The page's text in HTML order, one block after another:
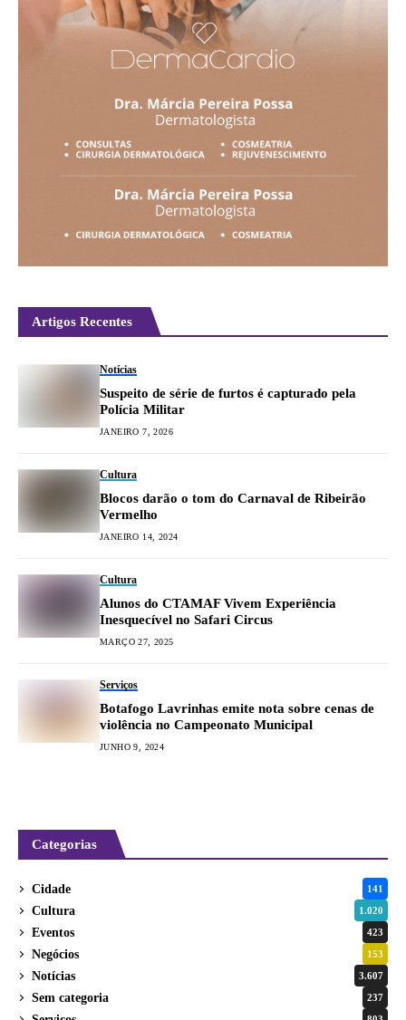
Artigos Recentes
Notícias
Suspeito de série de furtos é capturado pela
Polícia Militar
JANEIRO 7, 2026
Cultura
Blocos darão o tom do Carnaval de Ribeirão
Vermelho
JANEIRO 14, 2024
Cultura
Alunos do CTAMAF Vivem Experiência
Inesquecível no Safari Circus
MARÇO 27, 2025
Serviços
Botafogo Lavrinhas emite nota sobre cenas de
violência no Campeonato Municipal
JUNHO 9, 2024
Categorias
Cidade 141
Cultura 1.020
Eventos 423
Negócios 153
Notícias 3.607
Sem categoria 237